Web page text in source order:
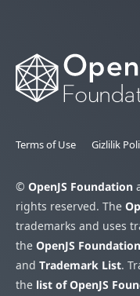
Terms of Use Gizlilik
© OpenJS Foundation
rights reserved. The
trademarks and uses
the OpenJS Foundation
and Trademark List.
the list of OpenJS